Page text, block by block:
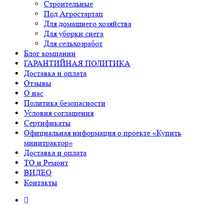
Строительные
Под Агростартап
Для домашнего хозяйства
Для уборки снега
Для сельхозработ
Блог компании
ГАРАНТИЙНАЯ ПОЛИТИКА
Доставка и оплата
Отзывы
О нас
Политика безопасности
Условия соглашения
Сертификаты
Официальная информация о проекте «Купить
минитрактор»
Доставка и оплата
ТО и Ремонт
ВИДЕО
Контакты